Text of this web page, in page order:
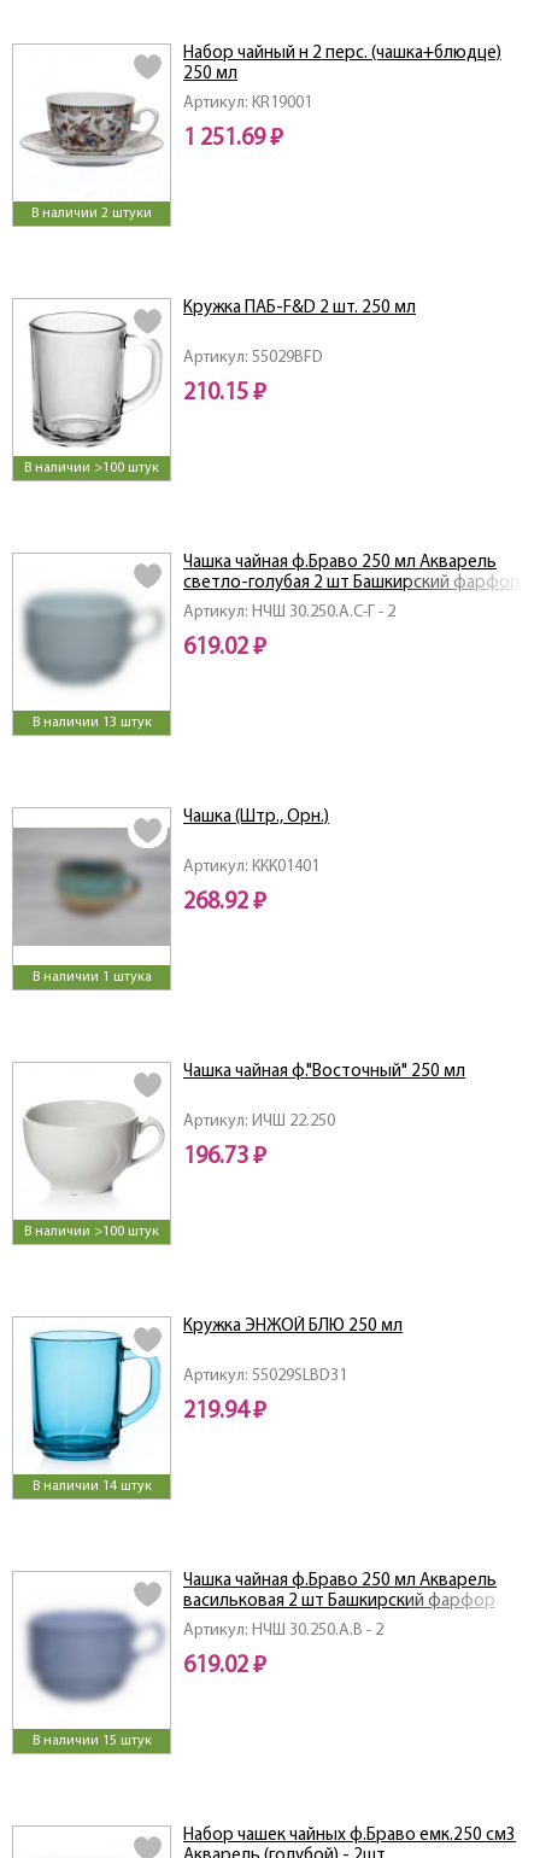
В наличии 2 штуки
Артикул: KR19001
Набор чайный н 2 перс. (чашка+блюдце)
250 мл
1 251.69 ₽
В наличии >100 штук
Артикул: 55029BFD
Кружка ПАБ-F&D 2 шт. 250 мл
210.15 ₽
В наличии 13 штук
Артикул: НЧШ 30.250.А.С-Г - 2
Чашка чайная ф.Браво 250 мл Акварель
светло-голубая 2 шт Башкирский фарфор
619.02 ₽
В наличии 1 штука
Артикул: ККК01401
Чашка (Штр., Орн.)
268.92 ₽
В наличии >100 штук
Артикул: ИЧШ 22.250
Чашка чайная ф."Восточный" 250 мл
196.73 ₽
В наличии 14 штук
Артикул: 55029SLBD31
Кружка ЭНЖОЙ БЛЮ 250 мл
219.94 ₽
В наличии 15 штук
Артикул: НЧШ 30.250.А.В - 2
Чашка чайная ф.Браво 250 мл Акварель
васильковая 2 шт Башкирский фарфор
619.02 ₽
Набор чашек чайных ф.Браво емк.250 см3